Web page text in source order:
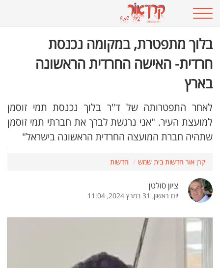
בלוך מתפטרת, במקומה נכנסת
חרדית- האישה החרדית הראשונה
בארץ
לאחר התפטרותה של ד"ר בלוך נכנסת תמי זוסמן
למועצת העיר. "אני נרגשת לברך את חברתי תמי זוסמן
שתהיה חברת המועצה החרדית הראשונה בישראל"
קרן אור חדשות בית שמש חדשות
ציון סולטן
יום ראשון, 31 במרץ 2024, 11:04